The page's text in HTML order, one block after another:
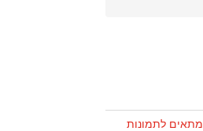
מתאים לתמונות